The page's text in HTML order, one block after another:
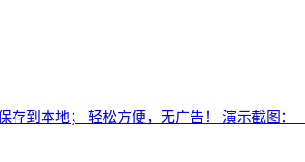
到本地； 轻松方便，无广告！ 演示截图